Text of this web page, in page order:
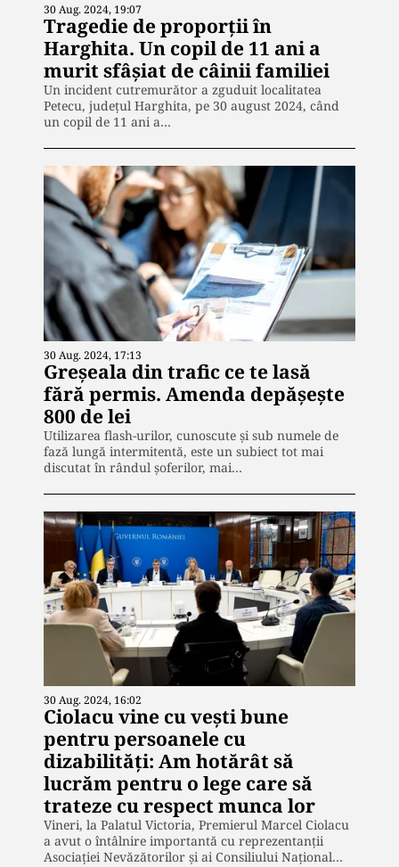
30 Aug. 2024, 19:07
Tragedie de proporții în
Harghita. Un copil de 11 ani a
murit sfâșiat de câinii familiei
Un incident cutremurător a zguduit localitatea
Petecu, județul Harghita, pe 30 august 2024, când
un copil de 11 ani a…
30 Aug. 2024, 17:13
Greșeala din trafic ce te lasă
fără permis. Amenda depășește
800 de lei
Utilizarea flash-urilor, cunoscute și sub numele de
fază lungă intermitentă, este un subiect tot mai
discutat în rândul șoferilor, mai…
30 Aug. 2024, 16:02
Ciolacu vine cu vești bune
pentru persoanele cu
dizabilități: Am hotărât să
lucrăm pentru o lege care să
trateze cu respect munca lor
Vineri, la Palatul Victoria, Premierul Marcel Ciolacu
a avut o întâlnire importantă cu reprezentanții
Asociației Nevăzătorilor și ai Consiliului Național…